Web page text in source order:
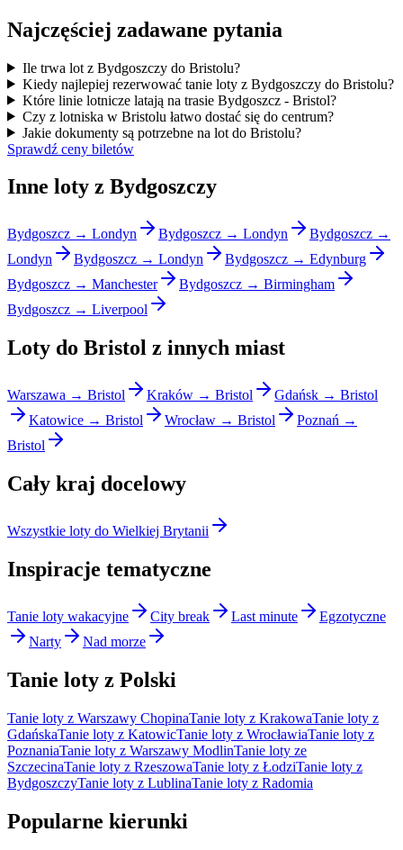
Najczęściej zadawane pytania
Ile trwa lot z Bydgoszczy do Bristolu?
Kiedy najlepiej rezerwować tanie loty z Bydgoszczy do Bristolu?
Które linie lotnicze latają na trasie Bydgoszcz - Bristol?
Czy z lotniska w Bristolu łatwo dostać się do centrum?
Jakie dokumenty są potrzebne na lot do Bristolu?
Sprawdź ceny biletów
Inne loty z Bydgoszczy
Bydgoszcz → Londyn Bydgoszcz → Londyn
Bydgoszcz →
Londyn
Bydgoszcz → Londyn
Bydgoszcz → Edynburg
Bydgoszcz → Manchester
Bydgoszcz → Birmingham
Bydgoszcz → Liverpool
Loty do Bristol z innych miast
Warszawa → Bristol Kraków → Bristol
Gdańsk → Bristol
Katowice → Bristol
Wrocław → Bristol
Poznań →
Bristol
Cały kraj docelowy
Wszystkie loty do Wielkiej Brytanii
Inspiracje tematyczne
Tanie loty wakacyjne City break Last minute
Egzotyczne
Narty
Nad morze
Tanie loty z Polski
Tanie loty z Warszawy ChopinaTanie loty z KrakowaTanie loty z
GdańskaTanie loty z KatowicTanie loty z WrocławiaTanie loty z
PoznaniaTanie loty z Warszawy ModlinTanie loty ze
SzczecinaTanie loty z RzeszowaTanie loty z ŁodziTanie loty z
BydgoszczyTanie loty z LublinaTanie loty z Radomia
Popularne kierunki